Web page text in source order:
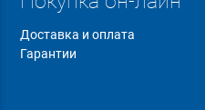
Доставка и оплата
Гарантии